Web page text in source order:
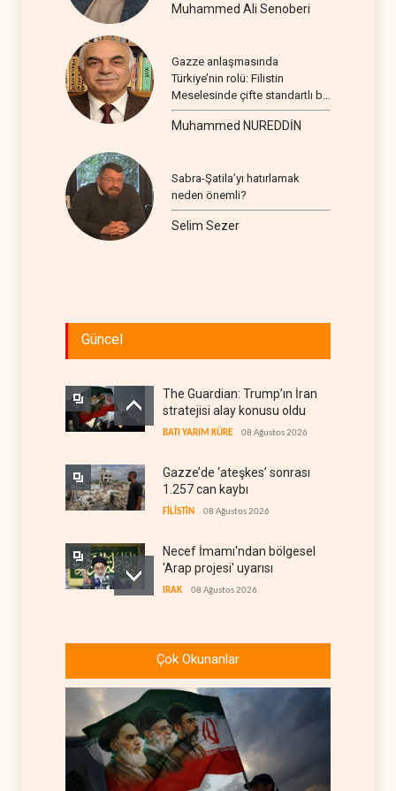
Muhammed Ali Senoberi
Gazze anlaşmasında
Türkiye’nin rolü: Filistin
Meselesinde çifte standartlı bir
seyir
Muhammed NUREDDİN
Sabra-Şatila’yı hatırlamak
neden önemli?
Selim Sezer
Güncel
The Guardian: Trump’ın İran
stratejisi alay konusu oldu
BATI YARIM KÜRE 08 Ağustos 2026
Gazze’de ‘ateşkes’ sonrası
1.257 can kaybı
FİLİSTİN 08 Ağustos 2026
Necef İmamı'ndan bölgesel
'Arap projesi' uyarısı
IRAK 08 Ağustos 2026
da yetmedi: Hürmüz’de
gemi vuruldu
Suudi Arabistan, kendisini
savaş sonrası Körfez'e
hazırlıyor
ANALİZLER 08 Ağustos 2026
ABD ekonomisinde İran
Çok Okunanlar